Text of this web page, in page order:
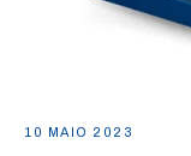
10 MAIO 2023